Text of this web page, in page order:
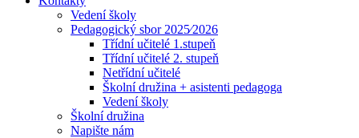
Vedení školy
Pedagogický sbor 2025⁄2026
Třídní učitelé 1.stupeň
Třídní učitelé 2. stupeň
Netřídní učitelé
Školní družina + asistenti pedagoga
Vedení školy
Školní družina
Napište nám